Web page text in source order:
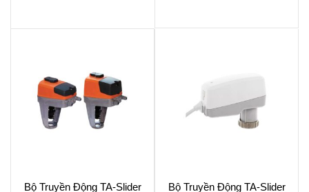
Bộ Truyền Động TA-Slider
Bộ Truyền Động TA-Slider